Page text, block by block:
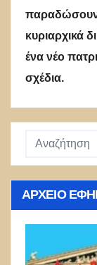
παραδώσουν
κυριαρχικά
ένα νέο
σχέδια.
ΑΡΧΕΊΟ